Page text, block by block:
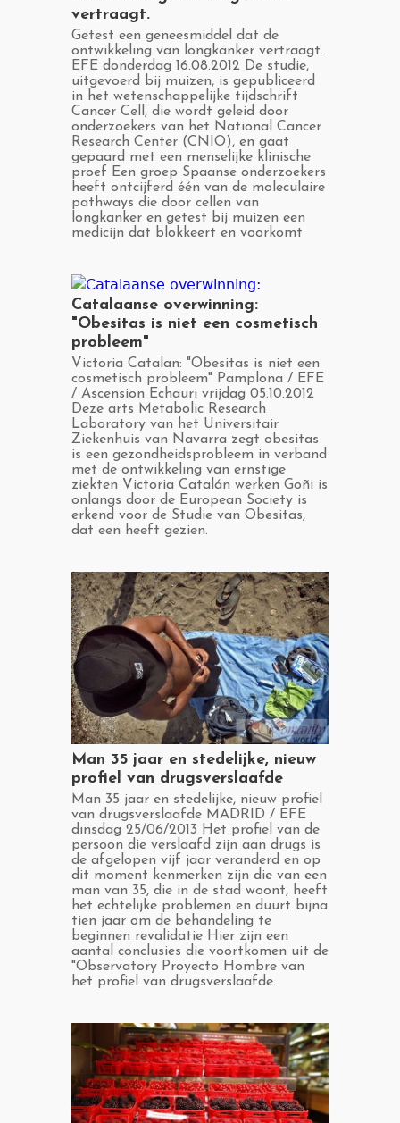
vertraagt.
​Getest een geneesmiddel dat de
ontwikkeling van longkanker vertraagt.
EFE donderdag 16.08.2012 De studie,
uitgevoerd bij muizen, is gepubliceerd
in het wetenschappelijke tijdschrift
Cancer Cell, die wordt geleid door
onderzoekers van het National Cancer
Research Center (CNIO), en gaat
gepaard met een menselijke klinische
proef Een groep Spaanse onderzoekers
heeft ontcijferd één van de moleculaire
pathways die door cellen van
longkanker en getest bij muizen een
medicijn dat blokkeert en voorkomt
​Catalaanse overwinning:
"Obesitas is niet een cosmetisch
probleem"
​Victoria Catalan: "Obesitas is niet een
cosmetisch probleem" Pamplona / EFE
/ Ascension Echauri vrijdag 05.10.2012
Deze arts Metabolic Research
Laboratory van het Universitair
Ziekenhuis van Navarra zegt obesitas
is een gezondheidsprobleem in verband
met de ontwikkeling van ernstige
ziekten Victoria Catalán werken Goñi is
onlangs door de European Society is
erkend voor de Studie van Obesitas,
dat een heeft gezien.
​Man 35 jaar en stedelijke, nieuw
profiel van drugsverslaafde
​Man 35 jaar en stedelijke, nieuw profiel
van drugsverslaafde MADRID / EFE
dinsdag 25/06/2013 Het profiel van de
persoon die verslaafd zijn aan drugs is
de afgelopen vijf jaar veranderd en op
dit moment kenmerken zijn die van een
man van 35, die in de stad woont, heeft
het echtelijke problemen en duurt bijna
tien jaar om de behandeling te
beginnen revalidatie Hier zijn een
aantal conclusies die voortkomen uit de
"Observatory Proyecto Hombre van
het profiel van drugsverslaafde.